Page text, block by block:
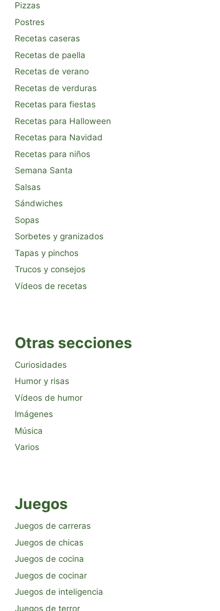
Pizzas
Postres
Recetas caseras
Recetas de paella
Recetas de verano
Recetas de verduras
Recetas para fiestas
Recetas para Halloween
Recetas para Navidad
Recetas para niños
Semana Santa
Salsas
Sándwiches
Sopas
Sorbetes y granizados
Tapas y pinchos
Trucos y consejos
Vídeos de recetas
Otras secciones
Curiosidades
Humor y risas
Vídeos de humor
Imágenes
Música
Varios
Juegos
Juegos de carreras
Juegos de chicas
Juegos de cocina
Juegos de cocinar
Juegos de inteligencia
Juegos de terror